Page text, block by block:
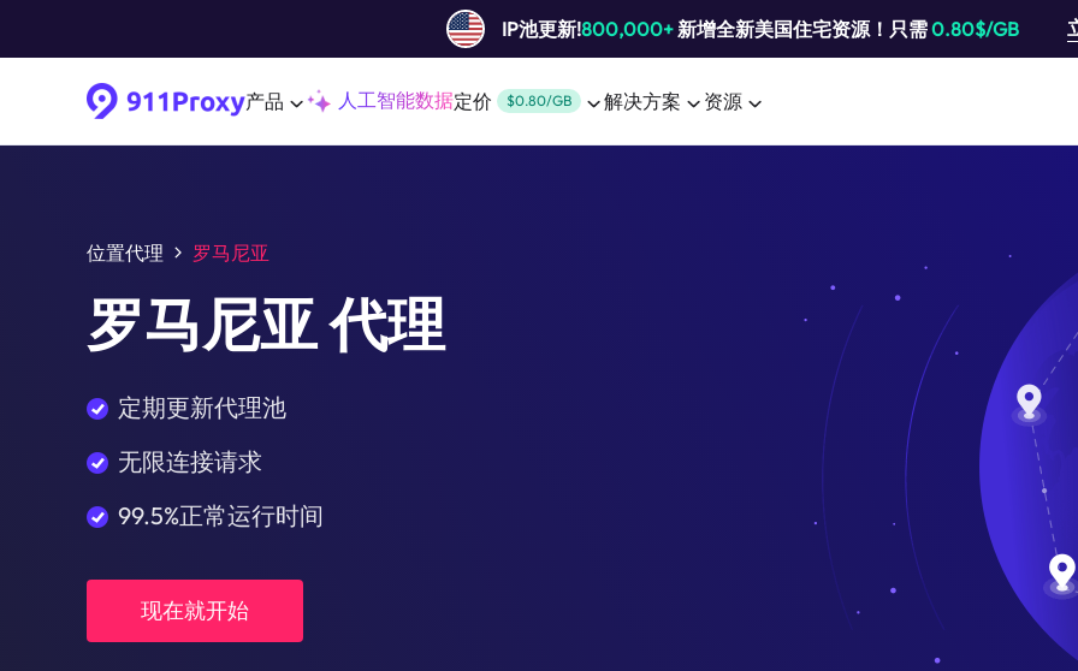
IP池更新!800,000+新增全新美国住宅资源！只需0.80$/GB
产品 人工智能数据定价 $0.80/GB 解决方案 资源
位置代理 罗马尼亚
罗马尼亚 代理
定期更新代理池
无限连接请求
99.5%正常运行时间
现在就开始